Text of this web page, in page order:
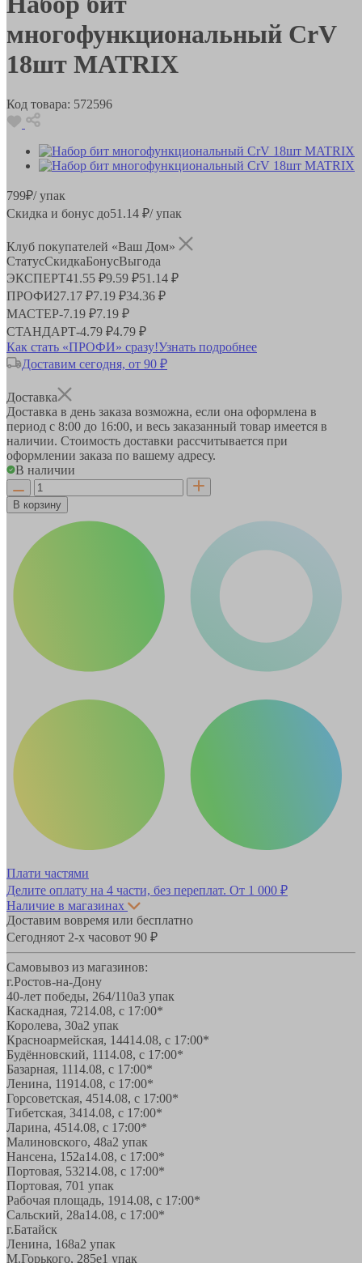
многофункциональный CrV
18шт MATRIX
Код товара: 572596
799₽/ упак
Скидка и бонус до51.14 ₽/ упак
Клуб покупателей «Ваш Дом»
СтатусСкидкаБонусВыгода
ЭКСПЕРТ41.55 ₽9.59 ₽51.14 ₽
ПРОФИ27.17 ₽7.19 ₽34.36 ₽
МАСТЕР-7.19 ₽7.19 ₽
СТАНДАРТ-4.79 ₽4.79 ₽
Как стать «ПРОФИ» сразу!Узнать подробнее
Доставим сегодня, от 90 ₽
Доставка
Доставка в день заказа возможна, если она оформлена в
период с 8:00 до 16:00, и весь заказанный товар имеется в
наличии. Стоимость доставки рассчитывается при
оформлении заказа по вашему адресу.
В наличии
В корзину
Плати частями
Делите оплату на 4 части, без переплат. От 1 000 ₽
Наличие в магазинах
Доставим вовремя или бесплатно
Сегодняот 2-х часовот 90 ₽
Самовывоз из магазинов:
г.Ростов-на-Дону
40-лет победы, 264/110а3 упак
Каскадная, 7214.08, с 17:00*
Королева, 30а2 упак
Красноармейская, 14414.08, с 17:00*
Будённовский, 1114.08, с 17:00*
Базарная, 1114.08, с 17:00*
Ленина, 11914.08, с 17:00*
Горсоветская, 4514.08, с 17:00*
Тибетская, 3414.08, с 17:00*
Ларина, 4514.08, с 17:00*
Малиновского, 48а2 упак
Нансена, 152а14.08, с 17:00*
Портовая, 53214.08, с 17:00*
Портовая, 701 упак
Рабочая площадь, 1914.08, с 17:00*
Сальский, 28a14.08, с 17:00*
г.Батайск
Ленина, 168а2 упак
М.Горького, 285е1 упак